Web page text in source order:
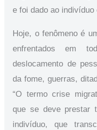
e foi dado ao indivíduo
Hoje, o fenômeno é
enfrentados em
deslocamento de
da fome, guerras,
“O termo crise
que se deve prestar
indivíduo, que